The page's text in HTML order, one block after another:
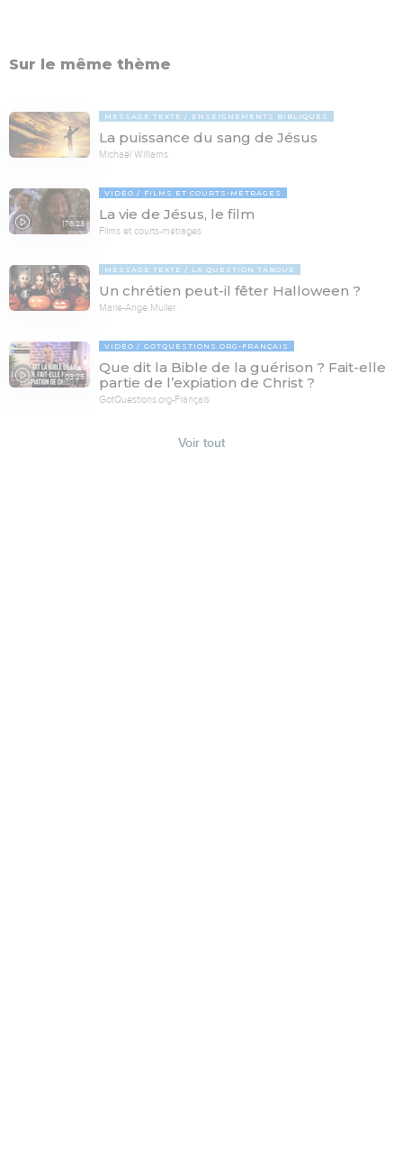
Sur le même thème
MESSAGE TEXTE ENSEIGNEMENTS BIBLIQUES
La puissance du sang de Jésus
Michaël Williams
176:23
VIDÉO FILMS ET COURTS-MÉTRAGES
La vie de Jésus, le film
Films et courts-métrages
MESSAGE TEXTE LA QUESTION TABOUE
Un chrétien peut-il fêter Halloween ?
Marie-Ange Muller
03:25
VIDÉO GOTQUESTIONS.ORG-FRANÇAIS
Que dit la Bible de la guérison ? Fait-elle
partie de l’expiation de Christ ?
GotQuestions.org-Français
Voir tout